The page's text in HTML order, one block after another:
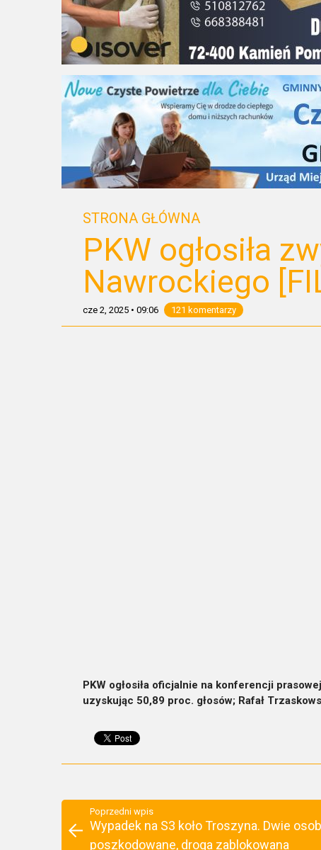
STRONA GŁÓWNA
PKW ogłosiła
Nawrockiego
cze 2, 2025 • 09:06 121 komentarzy
PKW ogłosiła oficjalnie na konferencji
uzyskując 50,89 proc. głosów; Rafał
Poprzedni wpis
Wypadek na S3 koło Troszyna. Dwie
poszkodowane, droga zablokowana